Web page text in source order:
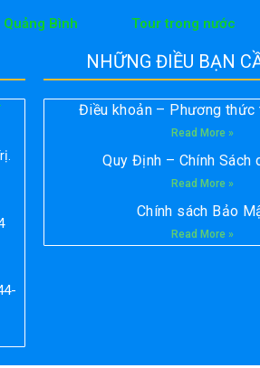
Bình Tour trong nước
NHỮNG ĐIỀU BẠN
Điều khoản – Phương thức
Read More »
Quy Định – Chính Sách
Read More »
Chính sách Bảo
Read More »